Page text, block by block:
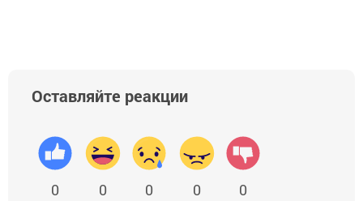
Оставляйте реакции
0 0 0 0 0